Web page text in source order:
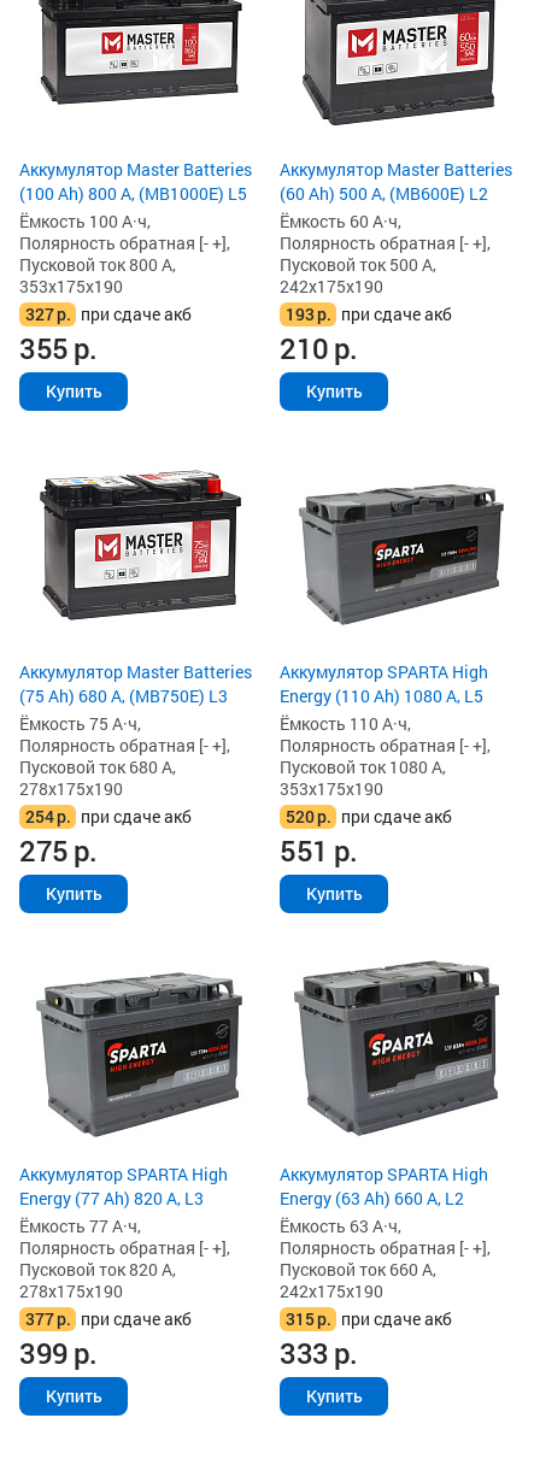
Аккумулятор Master Batteries
(100 Ah) 800 А, (MB1000E) L5
Ёмкость 100 А·ч,
Полярность обратная [- +],
Пусковой ток 800 А,
353x175x190
327р. при сдаче акб
355р.
Купить
Аккумулятор Master Batteries
(60 Ah) 500 А, (MB600E) L2
Ёмкость 60 А·ч,
Полярность обратная [- +],
Пусковой ток 500 А,
242x175x190
193р. при сдаче акб
210р.
Купить
Аккумулятор Master Batteries
(75 Ah) 680 А, (MB750E) L3
Ёмкость 75 А·ч,
Полярность обратная [- +],
Пусковой ток 680 А,
278x175x190
254р. при сдаче акб
275р.
Купить
Аккумулятор SPARTA High
Energy (110 Ah) 1080 А, L5
Ёмкость 110 А·ч,
Полярность обратная [- +],
Пусковой ток 1080 А,
353x175x190
520р. при сдаче акб
551 р.
Купить
Аккумулятор SPARTA High
Energy (77 Ah) 820 А, L3
Ёмкость 77 А·ч,
Полярность обратная [- +],
Пусковой ток 820 А,
278x175x190
377р. при сдаче акб
399р.
Купить
Аккумулятор SPARTA High
Energy (63 Ah) 660 А, L2
Ёмкость 63 А·ч,
Полярность обратная [- +],
Пусковой ток 660 А,
242x175x190
315р. при сдаче акб
333р.
Купить